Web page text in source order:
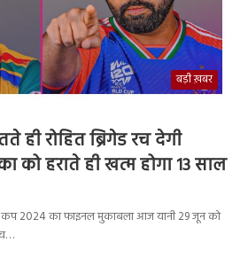
बड़ी ख़बर
रोहित ब्रिगेड रच देगी
को हराते ही खत्म होगा 13 साल
कप 2024 का फाइनल मुकाबला आज यानी 29 जून को